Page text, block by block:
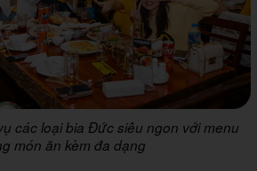
các loại bia Đức siêu ngon với menu
món ăn kèm đa dạng